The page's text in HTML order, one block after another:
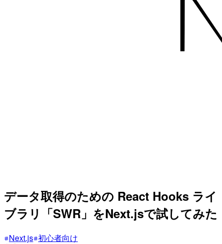
データ取得のための React Hooks ライ
ブラリ「SWR」をNext.jsで試してみた
Next.js 初心者向け